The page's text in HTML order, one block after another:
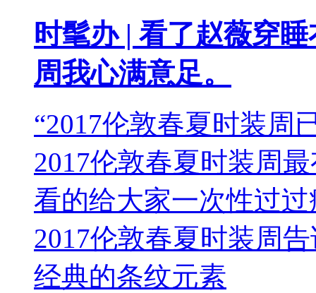
时髦办 | 看了赵薇穿
周我心满意足。
“2017伦敦春夏时装周
2017伦敦春夏时装周
看的给大家一次性过
2017伦敦春夏时装周
经典的条纹元素